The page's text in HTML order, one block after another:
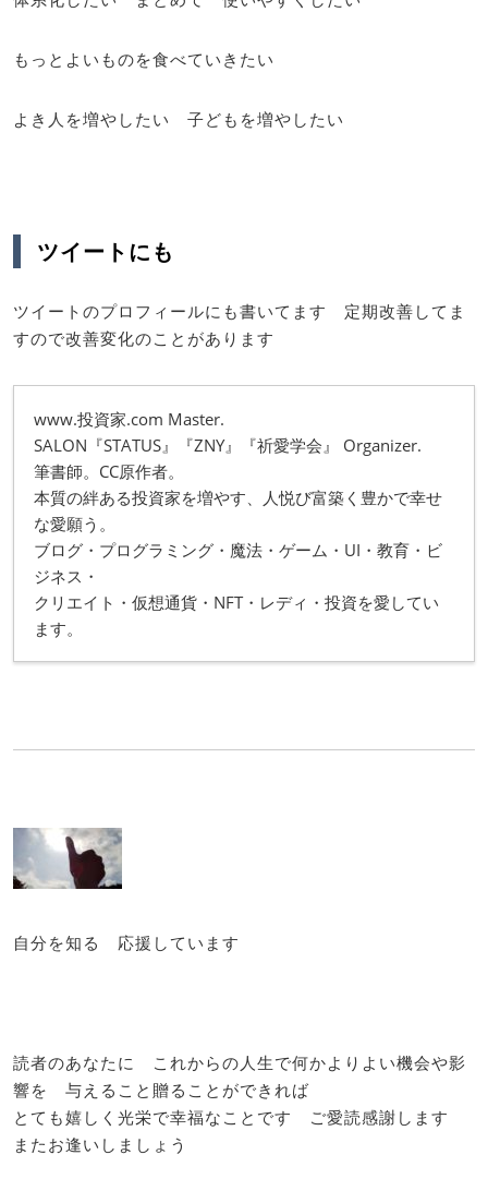
もっとよいものを食べていきたい
よき人を増やしたい 子どもを増やしたい
ツイートにも
ツイートのプロフィールにも書いてます 定期改善してま
すので改善変化のことがあります
www.投資家.com Master.
SALON『STATUS』『ZNY』『祈愛学会』 Organizer.
筆書師。CC原作者。
本質の絆ある投資家を増やす、人悦び富築く豊かで幸せ
な愛願う。
ブログ・プログラミング・魔法・ゲーム・UI・教育・ビ
ジネス・
クリエイト・仮想通貨・NFT・レディ・投資を愛してい
ます。
自分を知る 応援しています
読者のあなたに これからの人生で何かよりよい機会や影
響を 与えること贈ることができれば
とても嬉しく光栄で幸福なことです ご愛読感謝します
またお逢いしましょう